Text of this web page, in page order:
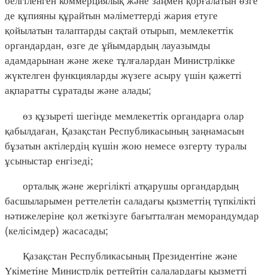
де құпияны құрайтын мәліметтерді жария етуге
қойылатын талаптарды сақтай отырып, мемлекеттік
органдардан, өзге де ұйымдардың лауазымды
адамдарынан және жеке тұлғалардан Министрлікке
жүктелген функцияларды жүзеге асыру үшін қажетті
ақпаратты сұратады және алады;
өз құзыреті шегінде мемлекеттік органдарға олар
қабылдаған, Қазақстан Республикасының заңнамасын
бұзатын актілердің күшін жою немесе өзгерту туралы
ұсыныстар енгізеді;
орталық және жергілікті атқарушы органдардың
басшыларымен реттелетін саладағы қызметтің түпкілікті
нәтижелеріне қол жеткізуге бағытталған меморандумдар
(келісімдер) жасасады;
Қазақстан Республикасының Президентіне және
Үкіметіне Министрлік реттейтін салалардағы қызметті